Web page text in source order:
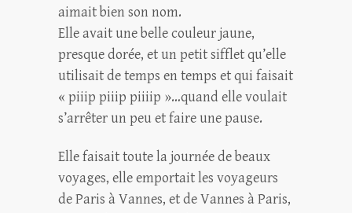
aimait bien son nom.
Elle avait une belle couleur jaune,
presque dorée, et un petit sifflet qu’elle
utilisait de temps en temps et qui faisait
« piiip piiip piiiip »…quand elle voulait
s’arrêter un peu et faire une pause.
Elle faisait toute la journée de beaux
voyages, elle emportait les voyageurs
de Paris à Vannes, et de Vannes à Paris,